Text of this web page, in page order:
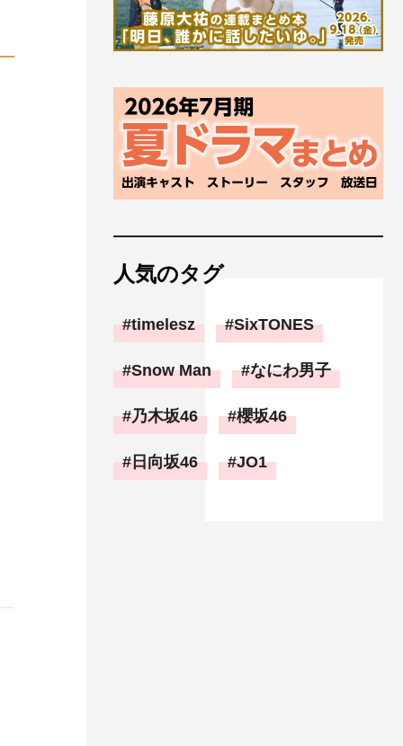
人気のタグ
timelesz SixTONES
Snow Man なにわ男子
乃木坂46 櫻坂46
日向坂46 JO1